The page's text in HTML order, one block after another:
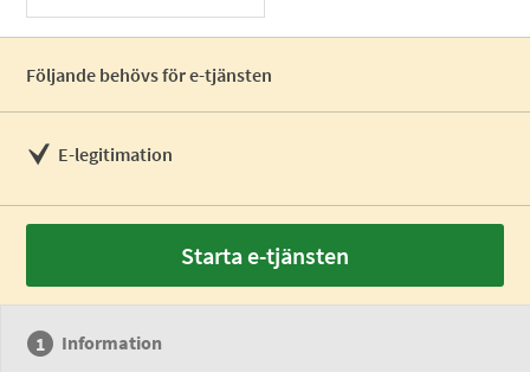
Följande behövs för e-tjänsten
E-legitimation
Starta e-tjänsten
Information